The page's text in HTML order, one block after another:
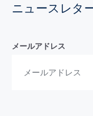
ニュースレタ
メールアドレス